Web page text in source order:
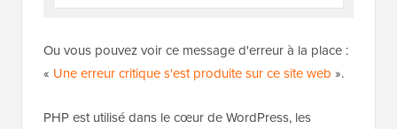
Ou vous pouvez voir ce message d'erreur à la place :
« Une erreur critique s'est produite sur ce site web ».
PHP est utilisé dans le cœur de WordPress, les